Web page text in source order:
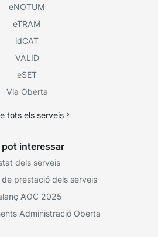
eNOTUM
eTRAM
idCAT
VÀLID
eSET
Via Oberta
tots els serveis
pot interessar
dels serveis
de prestació dels serveis
AOC 2025
Administració Oberta